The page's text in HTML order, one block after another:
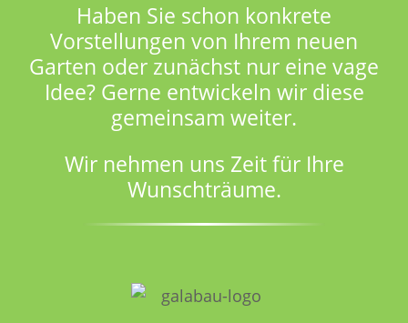
Haben Sie schon konkrete
Vorstellungen von Ihrem neuen
Garten oder zunächst nur eine vage
Idee? Gerne entwickeln wir diese
gemeinsam weiter.
Wir nehmen uns Zeit für Ihre
Wunschträume.